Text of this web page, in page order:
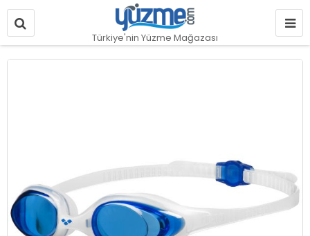
Türkiye'nin Yüzme Mağazası
Resim